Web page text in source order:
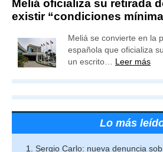
Meliá oficializa su retirada
existir “condiciones
Meliá se convierte en la
española que oficializa
un escrito… Leer más
Lo más
Sergio Carlo: nueva denuncia